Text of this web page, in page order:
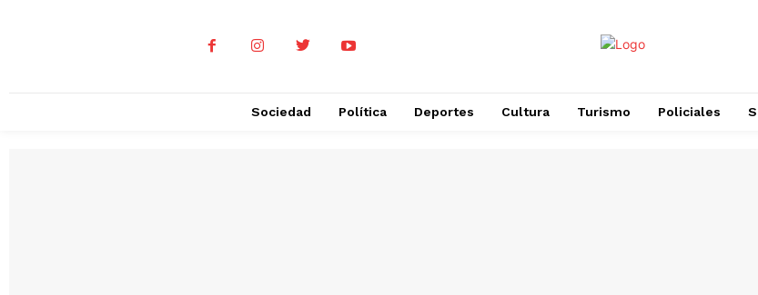
Sociedad Política Deportes Cultura Turismo Policiales